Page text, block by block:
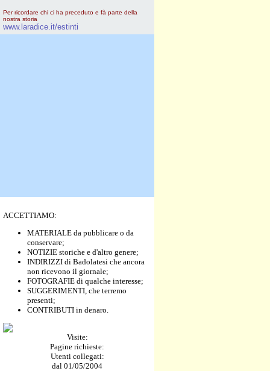
Per ricordare chi ci ha preceduto e fà parte della
nostra storia
www.laradice.it/estinti
ACCETTIAMO:
MATERIALE da pubblicare o da
conservare;
NOTIZIE storiche e d'altro genere;
INDIRIZZI di Badolatesi che ancora
non ricevono il giornale;
FOTOGRAFIE di qualche interesse;
SUGGERIMENTI, che terremo
presenti;
CONTRIBUTI in denaro.
Visite:
Pagine richieste:
Utenti collegati:
dal 01/05/2004